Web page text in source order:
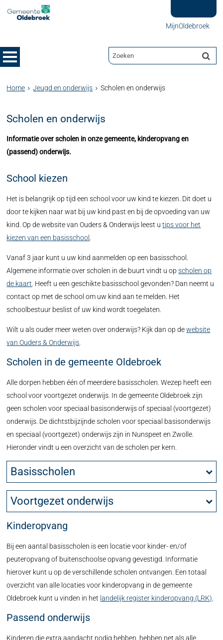
MijnOldebroek
Home Jeugd en onderwijs Scholen en onderwijs
Scholen en onderwijs
Informatie over scholen in onze gemeente, kinderopvang en
(passend) onderwijs.
School kiezen
Het is belangrijk op tijd een school voor uw kind te kiezen. Dit doet u
door te kijken naar wat bij uw kind past en bij de opvoeding van uw
kind. Op de website van Ouders & Onderwijs leest utips voor het
kiezen van een basisschool
Vanaf 3 jaar kunt u uw kind aanmelden op een basisschool.
Algemene informatie over scholen in de buurt vindt u opscholen op
de kaart . Heeft u een geschikte basisschool gevonden? Dan neemt u
contact op met de school om uw kind aan te melden. Het
schoolbestuur beslist of uw kind wordt toegelaten.
Wilt u als ouder meer weten over onderwijs? Kijk dan op dewebsite
van Ouders & Onderwijs
Scholen in de gemeente Oldebroek
Alle dorpen hebben één of meerdere basisscholen. Wezep heeft een
school voor voortgezet onderwijs. In de gemeente Oldebroek zijn
geen scholen voor speciaal basisonderwijs of speciaal (voortgezet)
onderwijs. De dichtstbijzijnde scholen voor speciaal basisonderwijs
en speciaal (voortgezet) onderwijs zijn in Nunspeet en Zwolle.
Hieronder vindt u een overzicht van de scholen per kern.
Basisscholen
Voortgezet onderwijs
Kinderopvang
Bij een aantal basisscholen is een locatie voor kinder- en/of
peuteropvang of buitenschoolse opvang gevestigd. Informatie
hierover kunt u op de verschillende scholen ontvangen. Een totaal
overzicht van alle locaties voor kinderopvang in de gemeente
Oldebroek kunt u vinden in het landelijk register kinderopvang (LRK)
Passend onderwijs
Kinderen die extra aandacht nodig hebben, hebben net als alle